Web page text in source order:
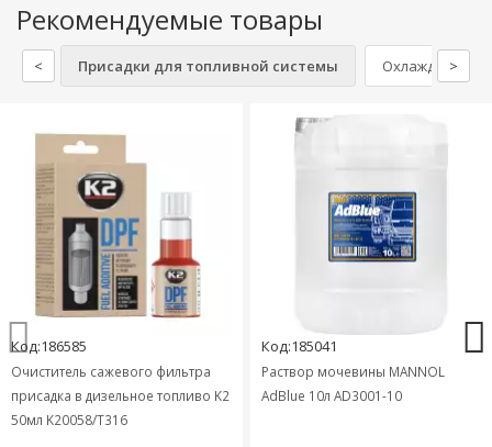
Рекомендуемые товары
< Присадки для топливной системы Охлаждающие
>
Код:186585
Очиститель сажевого фильтра
присадка в дизельное топливо K2
50мл K20058/T316
Код:185041
Раствор мочевины MANNOL
AdBlue 10л AD3001-10